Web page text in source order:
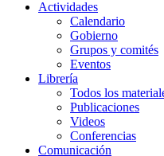
Actividades
Calendario
Gobierno
Grupos y comités
Eventos
Librería
Todos los
Publicaciones
Videos
Conferencias
Comunicación